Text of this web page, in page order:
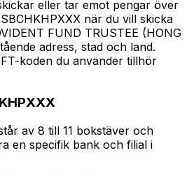
eller tar emot pengar över
när du vill skicka
FUND TRUSTEE (HONG
adress, stad och land.
koden du använder tillhör
av 8 till 11 bokstäver och
en specifik bank och filial i